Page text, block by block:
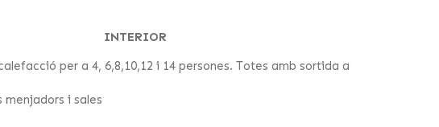
INTERIOR
per a 4, 6,8,10,12 i 14 persones. Totes amb sortida a
i sales